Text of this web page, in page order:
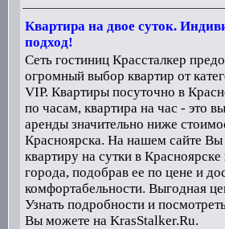
Квартира на двое суток.
подход!
Сеть гостиниц Крассталкер
огромный выбор квартир от
VIP. Квартиры посуточно в
по часам, квартира на час - это
аренды значительно ниже
Красноярска. На нашем сайте
квартиру на сутки в
города, подобрав ее по цене и
комфортабельности. Выгодная
Узнать подробности и
Вы можете на KrasStalker.Ru.